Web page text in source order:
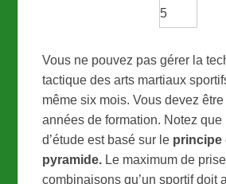
Vous ne pouvez pas gérer la
tactique des arts martiaux
même six mois. Vous devez
années de formation. Notez
d’étude est basé sur le principe
pyramide. Le maximum de
combinaisons qu’un sportif doit